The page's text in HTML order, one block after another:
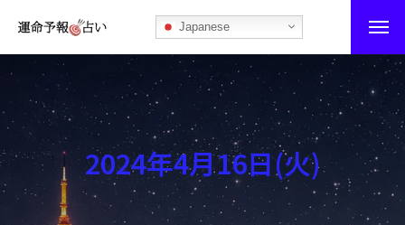
Japanese
運命予報占い
運命予報占いとは
あなたの所属部屋を探そう！
最恐の相性占い
2024年4月16日(火)